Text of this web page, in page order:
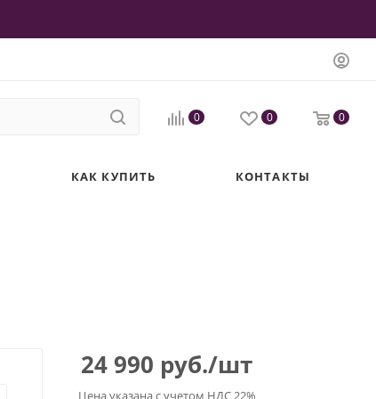
0 0 0
КАК КУПИТЬ КОНТАКТЫ
24 990 руб./шт
Цена указана с учетом НДС 22%